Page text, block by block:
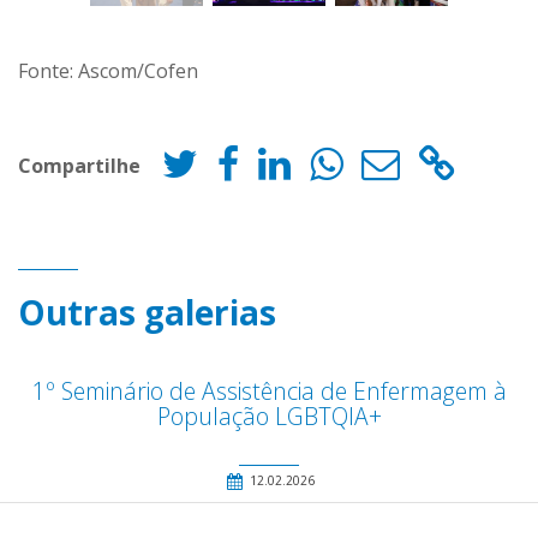
Fonte: Ascom/Cofen
Compartilhe
Outras galerias
1º Seminário de Assistência de Enfermagem à
População LGBTQIA+
12.02.2026